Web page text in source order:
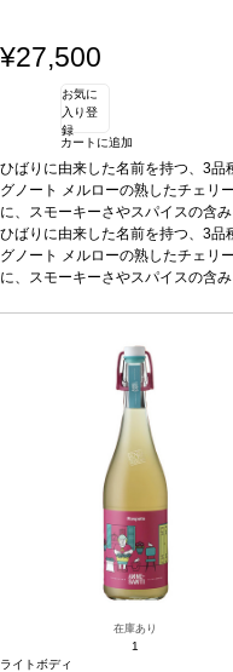
¥27,500
お気に
入り登
録
カートに追加
ひばりに由来した名前を持つ、3品
グノート メルローの熟したチェリ
に、スモーキーさやスパイスの含
表している。葡萄品種カベルネ・
認証ユーロリーフ
ひばりに由来した名前を持つ、3品
グノート メルローの熟したチェリ
に、スモーキーさやスパイスの含
在庫あり
1
ライトボディ